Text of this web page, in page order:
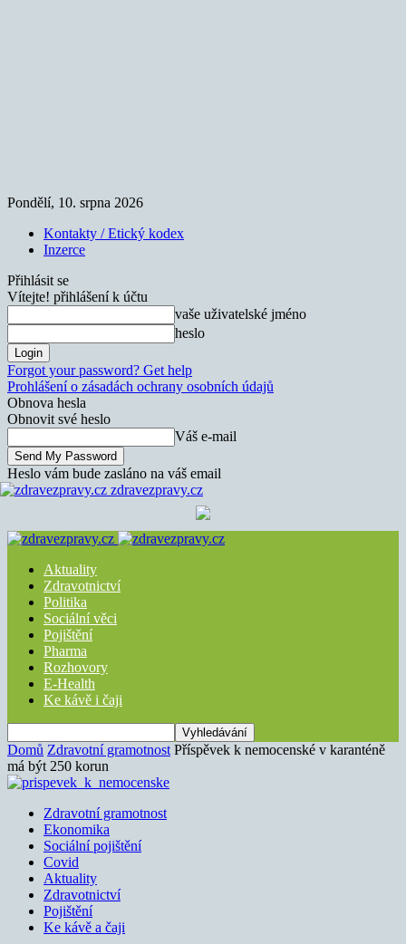
Pondělí, 10. srpna 2026
Kontakty / Etický kodex
Inzerce
Přihlásit se
Vítejte! přihlášení k účtu
vaše uživatelské jméno
heslo
Forgot your password? Get help
Prohlášení o zásadách ochrany osobních údajů
Obnova hesla
Obnovit své heslo
Váš e-mail
Heslo vám bude zasláno na váš email
zdravezpravy.cz
Aktuality
Zdravotnictví
Politika
Sociální věci
Pojištění
Pharma
Rozhovory
E-Health
Ke kávě i čaji
Domů Zdravotní gramotnost Příspěvek k nemocenské v karanténě
má být 250 korun
Zdravotní gramotnost
Ekonomika
Sociální pojištění
Covid
Aktuality
Zdravotnictví
Pojištění
Ke kávě a čaji